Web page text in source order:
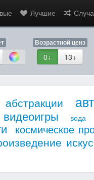
Лучшие
Возрастной ценз
0+ 13+
абстракции
видеоигры вода
космическое